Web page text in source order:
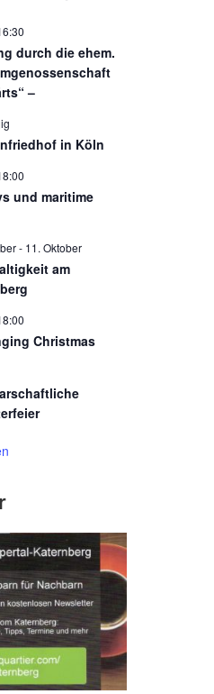
durch die ehem.
–
in Köln
und maritime
- 11. Oktober
am
Christmas